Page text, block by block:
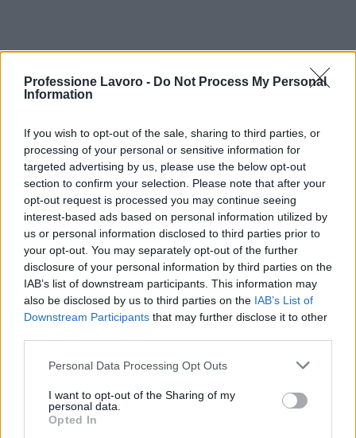
Professione Lavoro - Do Not Process My Personal
Information
If you wish to opt-out of the sale, sharing to third parties, or
processing of your personal or sensitive information for
targeted advertising by us, please use the below opt-out
section to confirm your selection. Please note that after your
opt-out request is processed you may continue seeing
interest-based ads based on personal information utilized by
us or personal information disclosed to third parties prior to
your opt-out. You may separately opt-out of the further
disclosure of your personal information by third parties on the
IAB’s list of downstream participants. This information may
also be disclosed by us to third parties on the IAB’s List of
Downstream Participants that may further disclose it to other
Please note that this website/app uses one or more Google
not limited to your visit or usage behaviour. You may click to
grant or deny consent to Google and its third-party tags to
use your data for below specified purposes in below Google
Personal Data Processing Opt Outs
I want to opt-out of the Sharing of my
personal data.
Opted In
presso l’INPS riduce notevolmente il rischio di
sonocollegate al reddito, compilare correttamente
REDquando richiesto e sapere come agire per
unaricostituzionesono passaggi essenziali. Agire
con tempestività e con la documentazione giusta
spesso consente di mantenere l’importo dovuto e
di risolvere eventuali disallineamenti senza danni
economici.
Bianca Magni
Bianca Magni ha trascritto a mano il diario di
di Stato per una serie sul Rinascimento
urbano; è collaboratrice storica che propone